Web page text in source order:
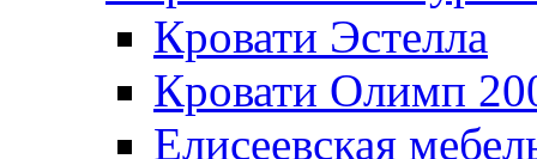
Кровати Эстелла
Кровати Олимп
Елисеевская